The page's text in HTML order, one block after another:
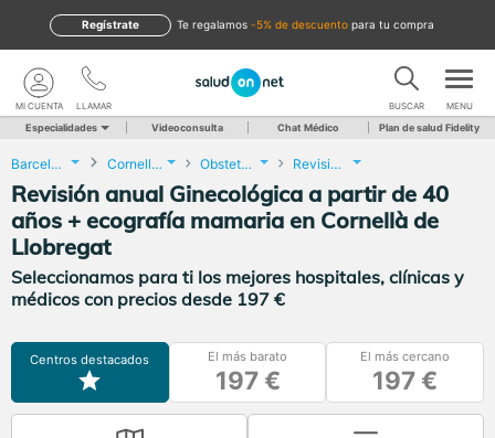
te regalamos -5% de descuento para tu compra
Regístrate
LLAMAR
MI CUENTA BUSCAR MENU
Especialidades Videoconsulta Chat Médico Plan de salud Fidelity
Barcelona Cornellà de Llobregat Obstetricia y Ginecología Revisión anual Ginecológica a partir de 40 años + ecografía mamaria
Revisión anual Ginecológica a partir de 40
años + ecografía mamaria en Cornellà de
Llobregat
Seleccionamos para ti los mejores hospitales, clínicas y
médicos con precios desde 197 €
Centros destacados El más barato
197 €
El más cercano
197 €